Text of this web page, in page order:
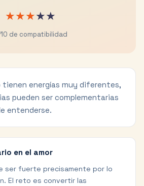
★★★★★
de compatibilidad
tienen energías muy diferentes,
pueden ser complementarias
entenderse.
en el amor
ser fuerte precisamente por lo
El reto es convertir las